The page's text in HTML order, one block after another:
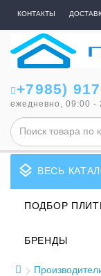
КОНТАКТЫ
+7985)
ежедневно, 09:00 -
layers ВЕСЬ
ПОДБОР
БРЕНДЫ